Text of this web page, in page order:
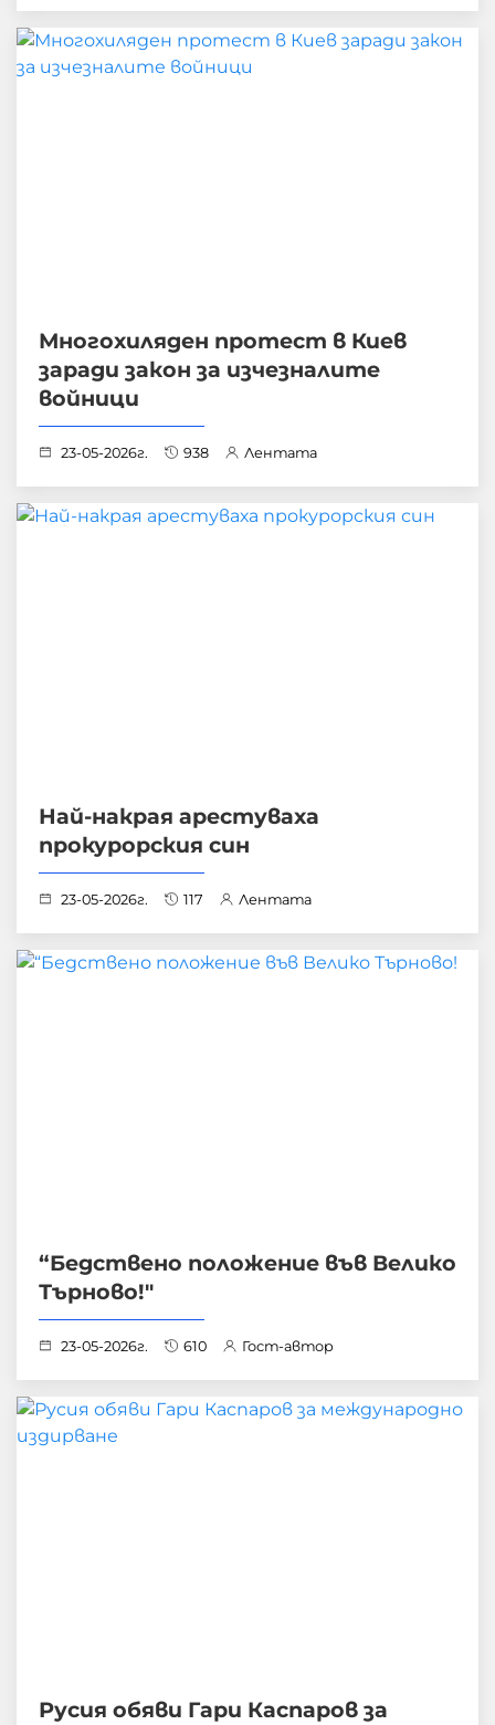
Многохиляден протест в Киев
заради закон за изчезналите
войници
23-05-2026г. 938 Лентата
Най-накрая арестуваха
прокурорския син
23-05-2026г. 117 Лентата
“Бедствено положение във Велико
Търново!"
23-05-2026г. 610 Гост-автор
Русия обяви Гари Каспаров за